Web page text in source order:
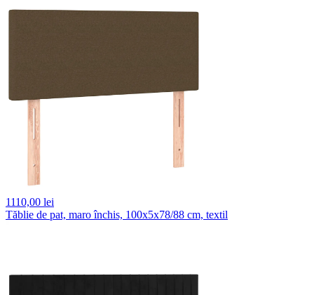
1110,00 lei
Tăblie de pat, maro închis, 100x5x78/88 cm, textil